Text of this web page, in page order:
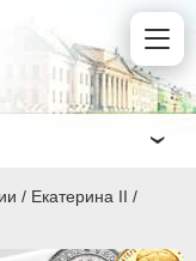
/ Екатерина II /